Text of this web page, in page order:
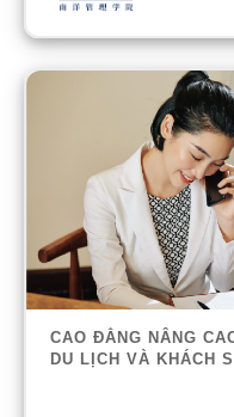
CAO ĐẲNG NÂNG
DU LỊCH VÀ KHÁCH